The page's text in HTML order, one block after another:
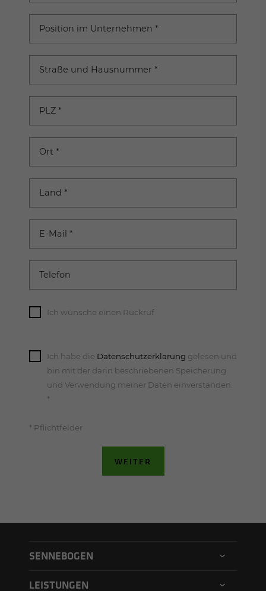
Position im Unternehmen *
Straße und Hausnummer *
PLZ *
Ort *
Land *
E-Mail *
Telefon
Ich wünsche einen Rückruf
Ich habe die Datenschutzerklärung gelesen und
bin mit der darin beschriebenen Speicherung
und Verwendung meiner Daten einverstanden.
*
* Pflichtfelder
WEITER
SENNEBOGEN
LEISTUNGEN